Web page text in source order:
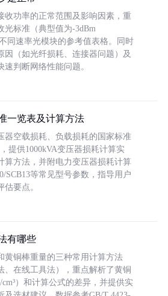
收功率的正常范围及影响因素，重
光标准（典型值为-3dBm
同速率光模块的参考值表格。同时
因（如光纤损耗、连接器问题）及
判断网络性能问题。
一览表及计算方法
器空载损耗、负载损耗的国家标准
，提供1000kVA变压器损耗计算实
算方法，并附电力变压器损耗计算
SCB13等常见型号参数，指导用户
要点。
有哪些
黄铜棒重量的三种常用计算方法
、在线工具法），重点解析了黄铜
）和计算公式的差异，并提供实